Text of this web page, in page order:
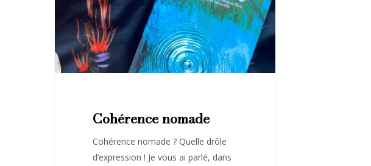
Cohérence nomade
Cohérence nomade ? Quelle drôle
d’expression ! Je vous ai parlé, dans